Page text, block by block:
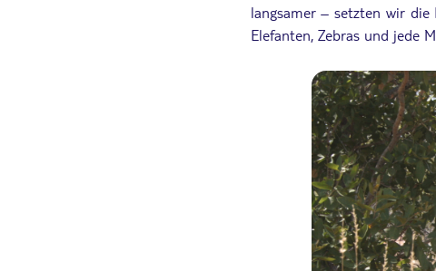
langsamer – setzten wir
Elefanten, Zebras und jede